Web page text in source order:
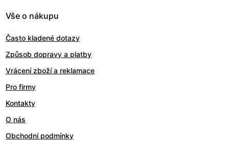
Vše o nákupu
Často kladené dotazy
Způsob dopravy a platby
Vrácení zboží a reklamace
Pro firmy
Kontakty
O nás
Obchodní podmínky